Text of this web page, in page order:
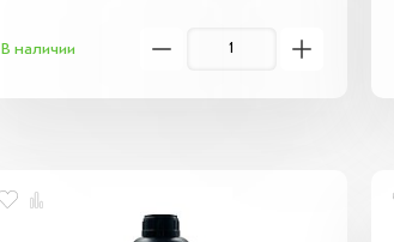
металл. Идеальны для создания
В наличии